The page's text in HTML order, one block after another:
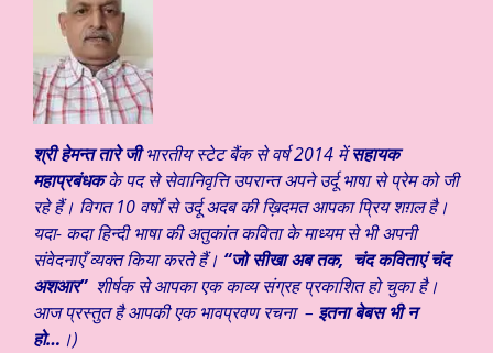
श्री हेमन्त तारे जीभारतीय स्टेट बैंक से वर्ष 2014 मेंसहायक
महाप्रबंधकके पद से सेवानिवृत्ति उपरान्त अपने उर्दू भाषा से प्रेम को जी
रहे हैं। विगत 10 वर्षों से उर्दू अदब की ख़िदमत आपका प्रिय शग़ल है।
यदा- कदा हिन्दी भाषा की अतुकांत कविता के माध्यम से भी अपनी
संवेदनाएँ व्यक्त किया करते हैं। “जो सीखा अब तक, चंद कविताएं चंद
अशआर” शीर्षक से आपका एक काव्य संग्रह प्रकाशित हो चुका है।
आज प्रस्तुत है आपकी एक भावप्रवण रचना – इतना बेबस भी न
हो… ।)